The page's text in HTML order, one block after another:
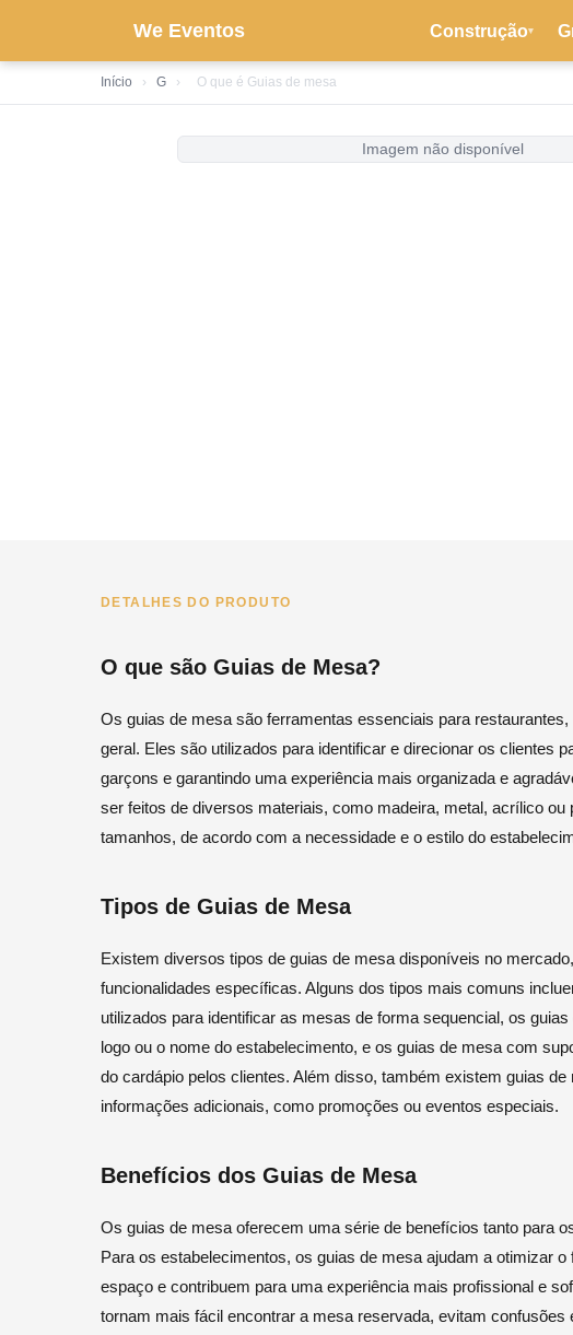
We Eventos Construção▾
Início › G › O que é Guias de mesa
Imagem não disponível
DETALHES DO PRODUTO
O que são Guias de Mesa?
Os guias de mesa são ferramentas essenciais para
geral. Eles são utilizados para identificar e direcionar os clientes
garçons e garantindo uma experiência mais organizada e
ser feitos de diversos materiais, como madeira, metal, acrílico
tamanhos, de acordo com a necessidade e o estilo do
Tipos de Guias de Mesa
Existem diversos tipos de guias de mesa disponíveis no
funcionalidades específicas. Alguns dos tipos mais comuns
utilizados para identificar as mesas de forma sequencial, os
logo ou o nome do estabelecimento, e os guias de mesa com
do cardápio pelos clientes. Além disso, também existem guias
informações adicionais, como promoções ou eventos especiais.
Benefícios dos Guias de Mesa
Os guias de mesa oferecem uma série de benefícios tanto para
Para os estabelecimentos, os guias de mesa ajudam a otimizar
espaço e contribuem para uma experiência mais profissional e
tornam mais fácil encontrar a mesa reservada, evitam